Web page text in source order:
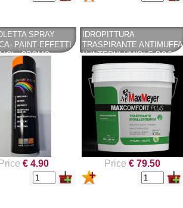
SPRAY
PAINT EFFETTI
- CROMO
400ML TEKNICA
- FAREN
CHIMICHE SPA
Price € 4.90
IDROPITTURA
TRASPIRANTE ANTIMUFFA
X INTERNI UMIDI E POCO
AREATI BIO WHITE -12 LT
(COPY) - MAX MEYER
Price € 79.50